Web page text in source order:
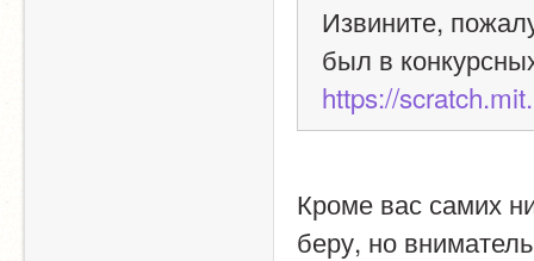
Извините,
был в
https://
Кроме вас самих
беру, но